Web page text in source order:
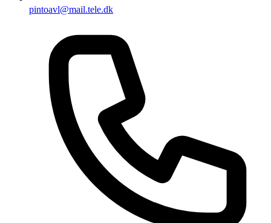
pintoavl@mail.tele.dk